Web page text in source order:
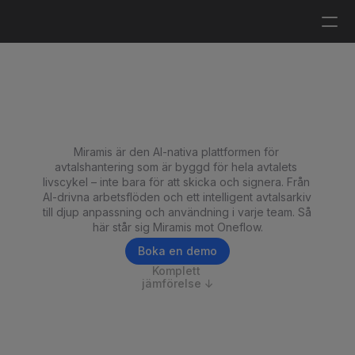
Miramis är den AI-nativa plattformen för
avtalshantering som är byggd för hela avtalets
livscykel – inte bara för att skicka och signera. Från
AI-drivna arbetsflöden och ett intelligent avtalsarkiv
till djup anpassning och användning i varje team. Så
här står sig Miramis mot Oneflow.
Boka en demo
Komplett
jämförelse ↓